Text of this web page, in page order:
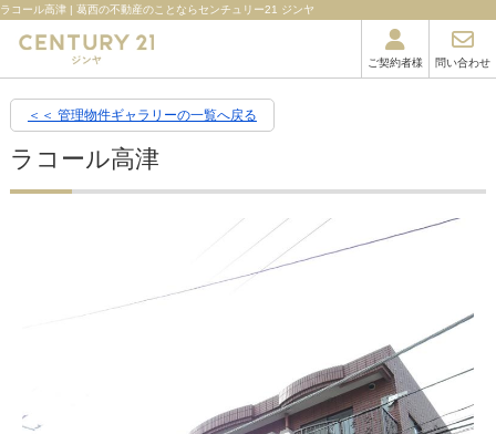
ラコール高津 | 葛西の不動産のことならセンチュリー21 ジンヤ
ご契約者様 問い合わせ
＜＜ 管理物件ギャラリーの一覧へ戻る
ラコール高津